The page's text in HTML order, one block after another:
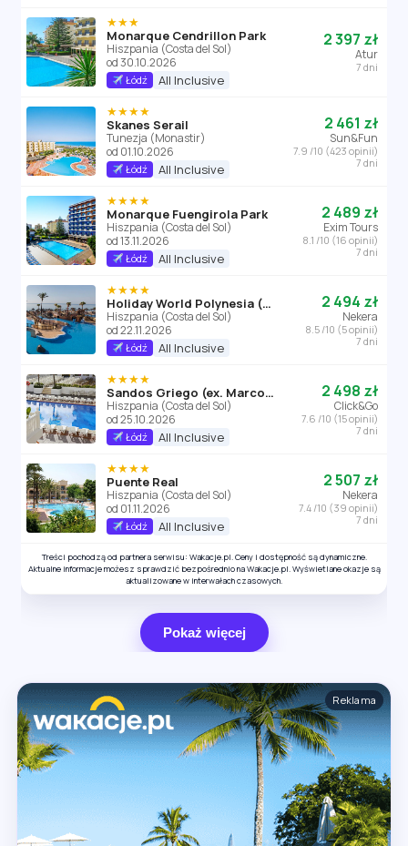
★★★
Monarque Cendrillon Park
Hiszpania (Costa del Sol)
od 30.10.2026
Łódź All Inclusive
2 397 zł
Atur
7 dni
★★★★
Skanes Serail
Tunezja (Monastir)
od 01.10.2026
Łódź All Inclusive
2 461 zł
Sun&Fun
7.9 /10 (423 opinii)
7 dni
★★★★
Monarque Fuengirola Park
Hiszpania (Costa del Sol)
od 13.11.2026
Łódź All Inclusive
2 489 zł
Exim Tours
8.1 /10 (16 opinii)
7 dni
★★★★
Holiday World Polynesia (Costa del Sol)
Hiszpania (Costa del Sol)
od 22.11.2026
Łódź All Inclusive
2 494 zł
Nekera
8.5 /10 (5 opinii)
7 dni
★★★★
Sandos Griego (ex. Marconfort Griego Mar)
Hiszpania (Costa del Sol)
od 25.10.2026
Łódź All Inclusive
2 498 zł
Click&Go
7.6 /10 (15 opinii)
7 dni
★★★★
Puente Real
Hiszpania (Costa del Sol)
od 01.11.2026
Łódź All Inclusive
2 507 zł
Nekera
7.4 /10 (39 opinii)
7 dni
Treści pochodzą od partnera serwisu: Wakacje.pl. Ceny i dostępność są dynamiczne.
Aktualne informacje możesz sprawdzić bezpośrednio na Wakacje.pl. Wyświetlane okazje są
aktualizowane w interwałach czasowych.
Pokaż więcej
Reklama